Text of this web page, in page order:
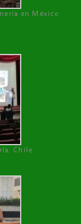
en México
Chile